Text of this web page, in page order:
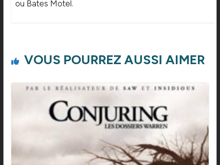
ou Bates Motel.
VOUS POURREZ AUSSI AIMER